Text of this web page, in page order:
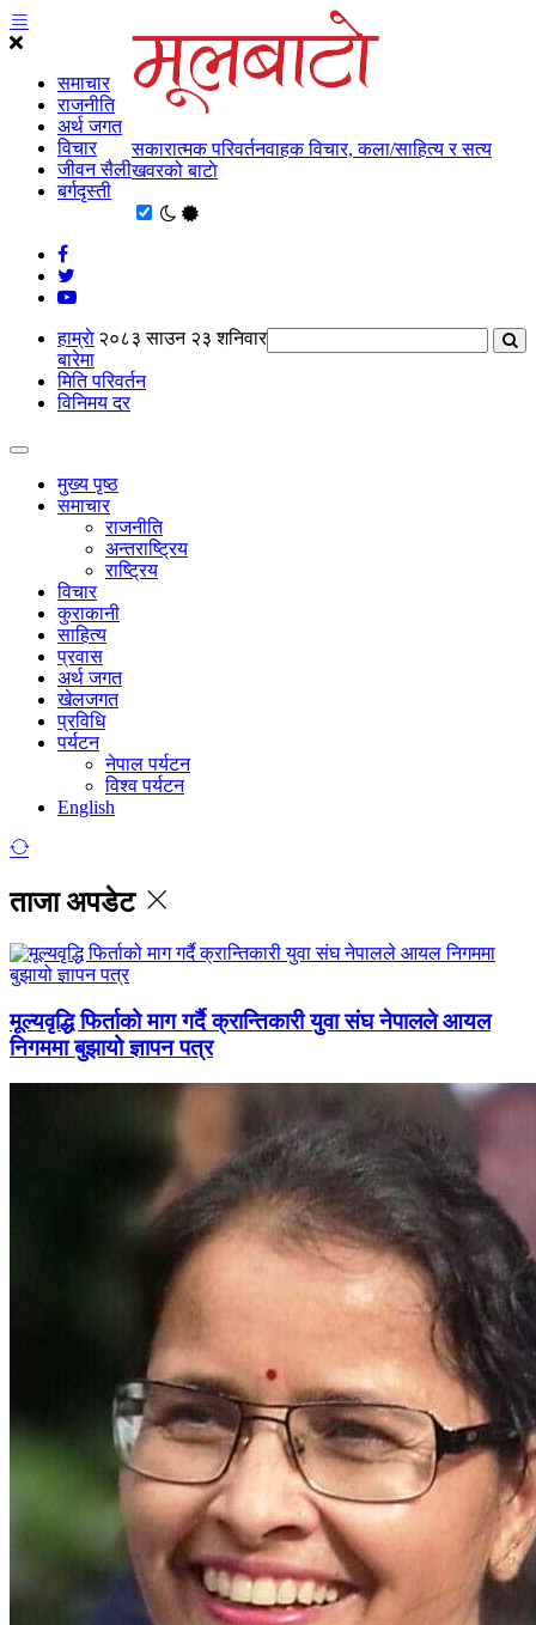
समाचार
राजनीति
अर्थ जगत
विचार
जीवन सैली
बर्गदृस्ती
सकारात्मक परिवर्तनवाहक विचार, कला/साहित्य र सत्य
खवरको बाटाे
२०८३ साउन २३ शनिवार
हाम्राे
बारेमा
मिति परिवर्तन
विनिमय दर
मुख्य पृष्ठ
समाचार
राजनीति
अन्तराष्ट्रिय
राष्ट्रिय
विचार
कुराकानी
साहित्य
प्रवास
अर्थ जगत
खेलजगत
प्रविधि
पर्यटन
नेपाल पर्यटन
विश्व पर्यटन
English
ताजा अपडेट
मूल्यवृद्धि फिर्ताको माग गर्दै क्रान्तिकारी युवा संघ नेपालले आयल
निगममा बुझायो ज्ञापन पत्र